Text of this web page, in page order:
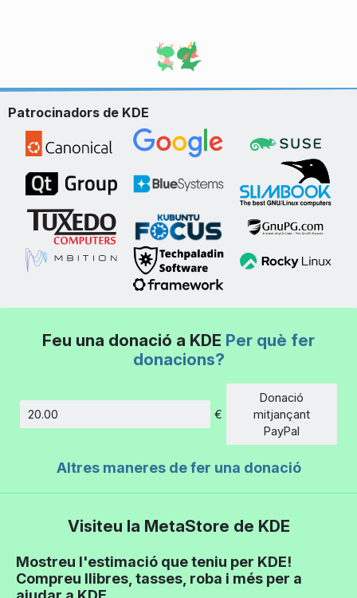
Patrocinadors de KDE
Feu una donació a KDE Per què fer
donacions?
€
Donació
mitjançant
PayPal
Altres maneres de fer una donació
Visiteu la MetaStore de KDE
Mostreu l'estimació que teniu per KDE!
Compreu llibres, tasses, roba i més per a